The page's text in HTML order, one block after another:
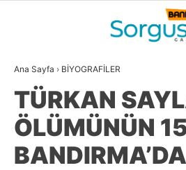
GALERİ VİDEO
GÜNDEM
Ana Sayfa › BİYOGRAFİLER
TÜRKAN
ÖLÜMÜNÜN